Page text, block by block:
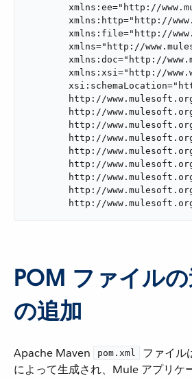
http://
POM ファイル
の追加
Apache Maven ​ pom.xml
ファイ
によって生成され、Mule アプリケ